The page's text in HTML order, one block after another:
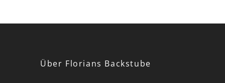
Über Florians Backstube